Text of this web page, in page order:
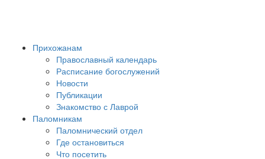
Прихожанам
Православный календарь
Расписание богослужений
Новости
Публикации
Знакомство с Лаврой
Паломникам
Паломнический отдел
Где остановиться
Что посетить